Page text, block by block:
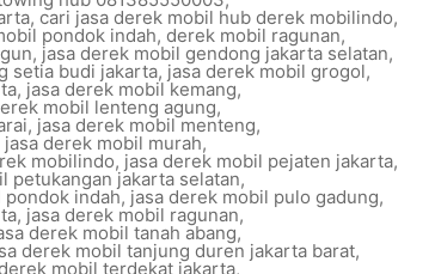
, cari jasa derek mobil hub derek mobilindo,
pondok indah, derek mobil ragunan,
, jasa derek mobil gendong jakarta selatan,
setia budi jakarta, jasa derek mobil grogol,
, jasa derek mobil kemang,
mobil lenteng agung,
, jasa derek mobil menteng,
jasa derek mobil murah,
mobilindo, jasa derek mobil pejaten jakarta,
petukangan jakarta selatan,
pondok indah, jasa derek mobil pulo gadung,
, jasa derek mobil ragunan,
derek mobil tanah abang,
derek mobil tanjung duren jakarta barat,
mobil terdekat jakarta,